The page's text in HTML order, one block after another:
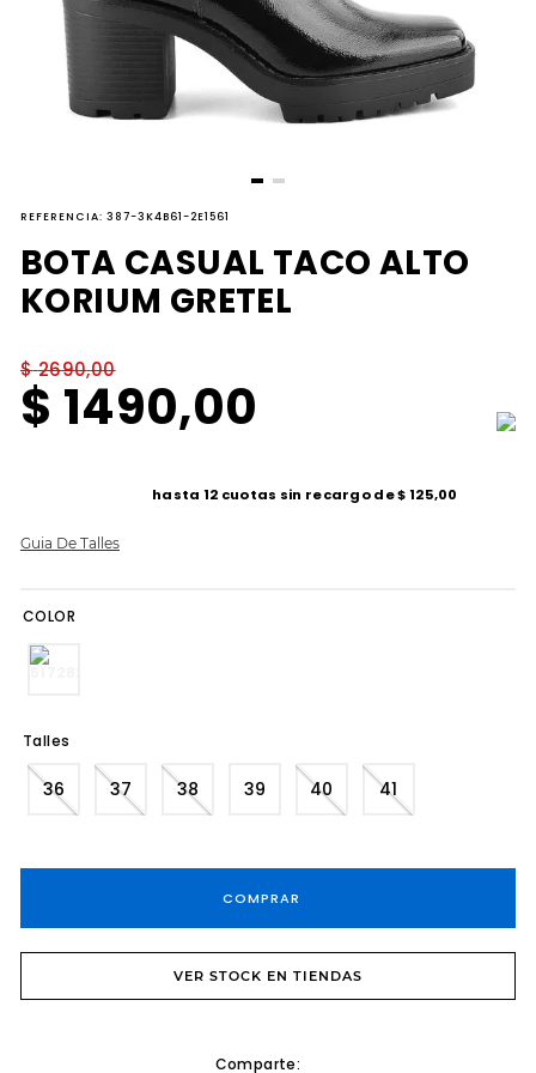
REFERENCIA: 387-3K4B61-2E1561
BOTA CASUAL TACO ALTO
KORIUM GRETEL
$ 2690,00
$ 1490,00
hasta 12 cuotas sin recargo de$125,00
Guia De Talles
COLOR
Talles
36 37 38 39 40 41
COMPRAR
VER STOCK EN TIENDAS
Comparte
tacos
9.
sandalias fiesta taco
10. cartera